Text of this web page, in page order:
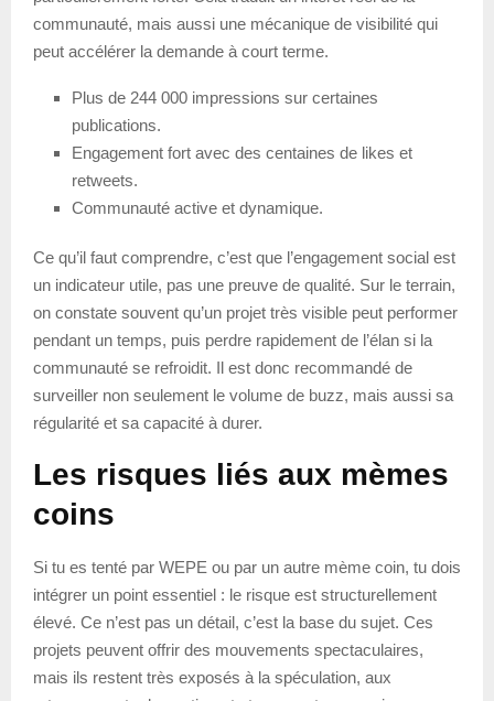
communauté, mais aussi une mécanique de visibilité qui
peut accélérer la demande à court terme.
Plus de 244 000 impressions sur certaines
publications.
Engagement fort avec des centaines de likes et
retweets.
Communauté active et dynamique.
Ce qu’il faut comprendre, c’est que l’engagement social est
un indicateur utile, pas une preuve de qualité. Sur le terrain,
on constate souvent qu’un projet très visible peut performer
pendant un temps, puis perdre rapidement de l’élan si la
communauté se refroidit. Il est donc recommandé de
surveiller non seulement le volume de buzz, mais aussi sa
régularité et sa capacité à durer.
Les risques liés aux mèmes
coins
Si tu es tenté par WEPE ou par un autre mème coin, tu dois
intégrer un point essentiel : le risque est structurellement
élevé. Ce n’est pas un détail, c’est la base du sujet. Ces
projets peuvent offrir des mouvements spectaculaires,
mais ils restent très exposés à la spéculation, aux